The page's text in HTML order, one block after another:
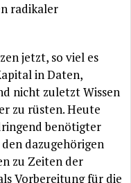
radikaler
jetzt, so viel es
in Daten,
nicht zuletzt Wissen
zu rüsten. Heute
benötigter
dazugehörigen
zu Zeiten der
Vorbereitungfür die